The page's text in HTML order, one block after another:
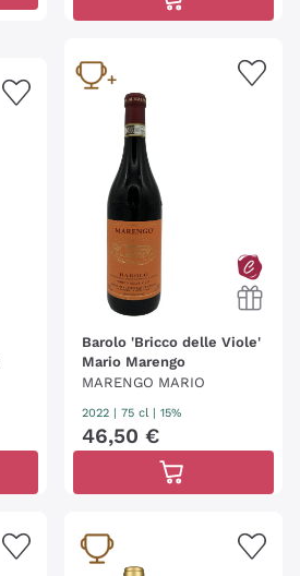
Barolo 'Bricco delle Viole'
Mario Marengo
MARENGO MARIO
2022 75 cl | 15%
46,50 €